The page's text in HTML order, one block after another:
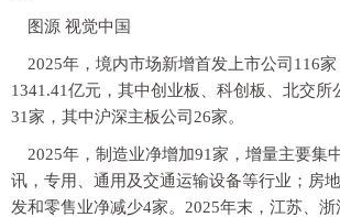
图源 视觉中国
2025年，境内市场新增首发上市公司116
1341.41亿元，其中创业板、科创板、北交所
31家，其中沪深主板公司26家。
2025年，制造业净增加91家，增量主要集
讯，专用、通用及交通运输设备等行业；房
发和零售业净减少4家。2025年末，江苏、